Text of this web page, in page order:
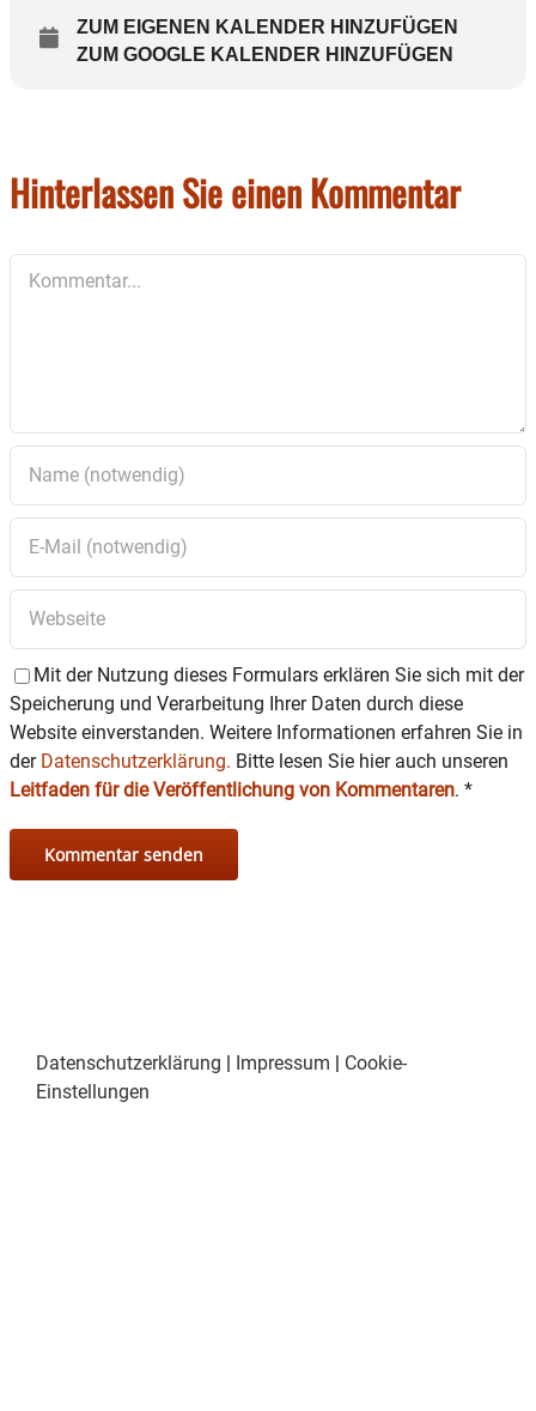
AmFreitag 09.12.
Soyen
Auf Euer Kommen freut sich
ZUM EIGENEN KALENDER HINZUFÜGEN
ZUM GOOGLE KALENDER HINZUFÜGEN
Hinterlassen Sie einen Kommentar
Mit der Nutzung dieses Formulars erklären Sie sich mit der
Speicherung und Verarbeitung Ihrer Daten durch diese
Website einverstanden. Weitere Informationen erfahren Sie in
der Datenschutzerklärung. Bitte lesen Sie hier auch unseren
Leitfaden für die Veröffentlichung von Kommentaren. *
Datenschutzerklärung | Impressum | Cookie-
Einstellungen